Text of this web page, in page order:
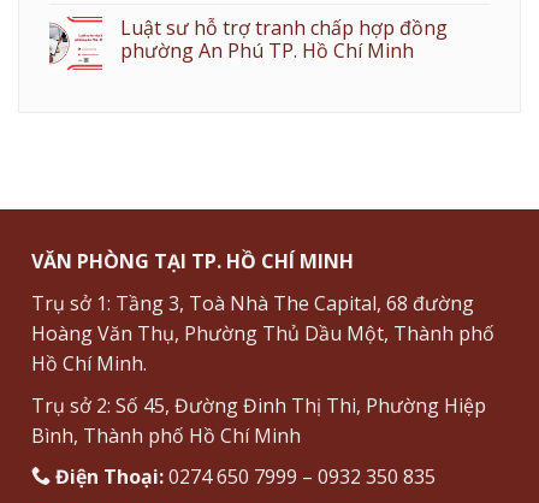
Luật sư hỗ trợ tranh chấp hợp đồng
phường An Phú TP. Hồ Chí Minh
VĂN PHÒNG TẠI TP. HỒ CHÍ MINH
Trụ sở 1: Tầng 3, Toà Nhà The Capital, 68 đường
Hoàng Văn Thụ, Phường Thủ Dầu Một, Thành phố
Hồ Chí Minh.
Trụ sở 2: Số 45, Đường Đinh Thị Thi, Phường Hiệp
Bình, Thành phố Hồ Chí Minh
Điện Thoại:0274 650 7999 – 0932 350 835